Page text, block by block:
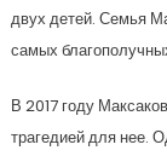
двух детей. Семья
самых
В 2017 году
трагедией для нее.